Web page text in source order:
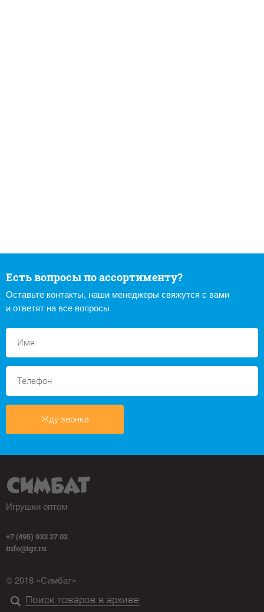
Есть вопросы по ассортименту?
Оставьте контакты, наши менеджеры свяжутся с вами
и ответят на все вопросы
Жду звонка
Игрушки оптом
+7 (495) 933 27 02
info@igr.ru
© 2018 «Симбат»